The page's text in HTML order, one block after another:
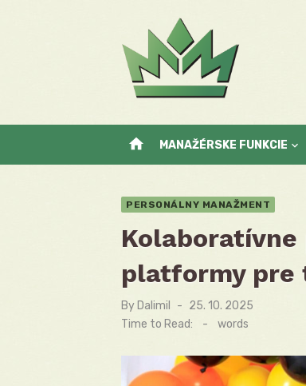
home MANAŽÉRSKE FUNKCIE
PERSONÁLNY MANAŽMENT
platformy pre
By Dalimil
Posted
on
25. 10. 2025
Time to Read:
- words